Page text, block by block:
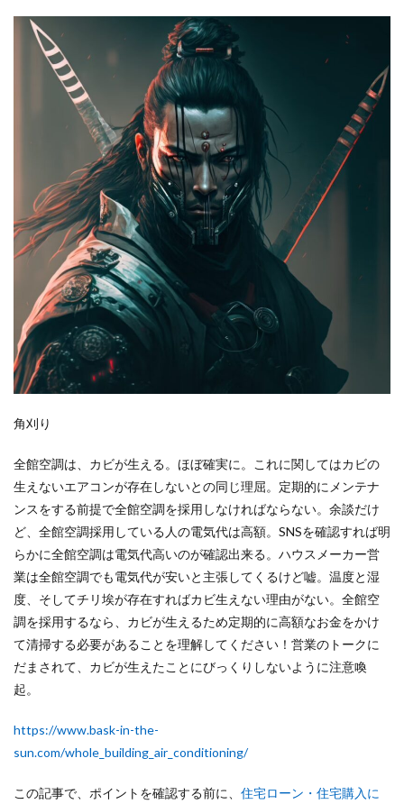
角刈り
全館空調は、カビが生える。ほぼ確実に。これに関してはカビの
生えないエアコンが存在しないとの同じ理屈。定期的にメンテナ
ンスをする前提で全館空調を採用しなければならない。余談だけ
ど、全館空調採用している人の電気代は高額。SNSを確認すれば明
らかに全館空調は電気代高いのが確認出来る。ハウスメーカー営
業は全館空調でも電気代が安いと主張してくるけど嘘。温度と湿
度、そしてチリ埃が存在すればカビ生えない理由がない。全館空
調を採用するなら、カビが生えるため定期的に高額なお金をかけ
て清掃する必要があることを理解してください！営業のトークに
だまされて、カビが生えたことにびっくりしないように注意喚
起。
https://www.bask-in-the-
sun.com/whole_building_air_conditioning/
この記事で、ポイントを確認する前に、 住宅ローン・住宅購入に